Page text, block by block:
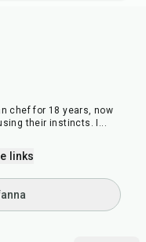
chef for 18 years, now
their instincts. I ...
links